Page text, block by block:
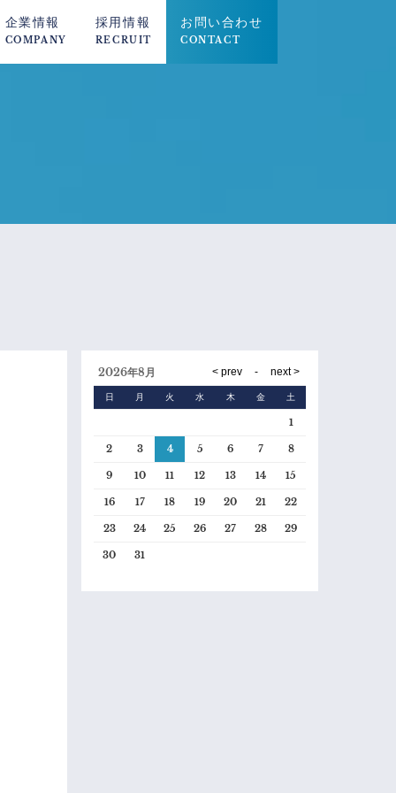
企業情報
COMPANY
採用情報
RECRUIT
お問い合わせ
CONTACT
2026年8月
日 月 火 水 木 金 土
1
2 3 4 5 6 7 8
9 10 11 12 13 14 15
16 17 18 19 20 21 22
23 24 25 26 27 28 29
30 31